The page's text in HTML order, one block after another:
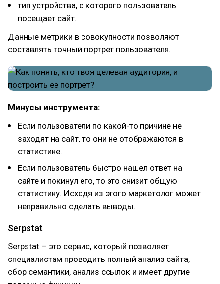
тип устройства, с которого пользователь
посещает сайт.
Данные метрики в совокупности позволяют
составлять точный портрет пользователя.
Минусы инструмента:
Если пользователи по какой-то причине не
заходят на сайт, то они не отображаются в
статистике.
Если пользователь быстро нашел ответ на
сайте и покинул его, то это снизит общую
статистику. Исходя из этого маркетолог может
неправильно сделать выводы.
Serpstat
Serpstat – это сервис, который позволяет
специалистам проводить полный анализ сайта,
сбор семантики, анализ ссылок и имеет другие